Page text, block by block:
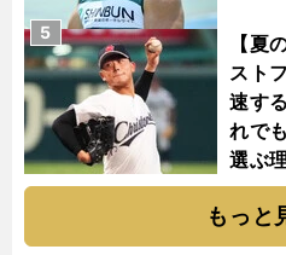
【夏
スト
速す
れで
選ぶ
5
もっと